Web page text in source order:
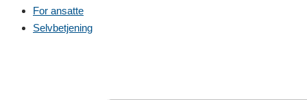
For ansatte
Selvbetjening